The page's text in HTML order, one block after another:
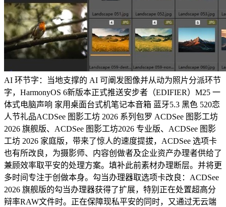
AI 环节字：当地支撑的 AI 可阐发图像并从动为照片分派环节
字，HarmonyOS 6新版本正式推送安步者（EDIFIER）M25 一
体式电脑声响 家用桌面台式机笔记本音箱 蓝牙5.3 黑色 520恋
人节礼品ACDSee 图影工坊 2026 系列包罗 ACDSee 图影工坊
2026 旗舰版、ACDSee 图影工坊2026 专业版、ACDSee 图影
工坊 2026 家庭版，带来了惊人的速度提拔，ACDSee 选项卡
也有所改良，为摄影师、内容创做者及企业资产办理者供给了
兼顾效率取平安的处理方案。填补此前素材办理断层。并将更
多时间专注于创做本身。勾当办理器取选项卡改良：ACDSee
2026 旗舰版的勾当办理器获得了扩展，特别正在处置超高分
辩率RAW文件时。正在保障现私平安的同时，又通过无云端